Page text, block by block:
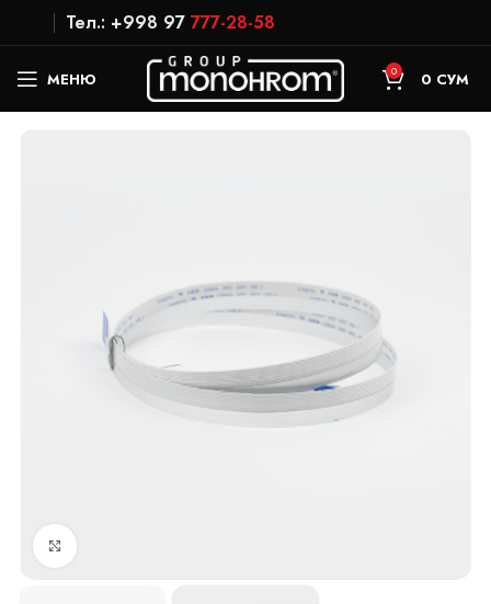
Тел.: +998 97 777-28-58
МЕНЮ 0 0 СУМ